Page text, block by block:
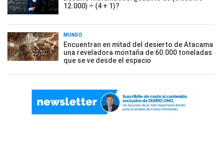
12.000) ÷ (4 + 1)?
MUNDO
Encuentran en mitad del desierto de Atacama
una reveladora montaña de 60.000 toneladas
que se ve desde el espacio